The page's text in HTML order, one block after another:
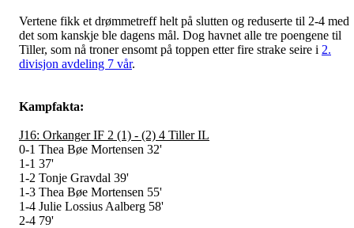
Vertene fikk et drømmetreff helt på slutten og reduserte til 2-4 med
det som kanskje ble dagens mål. Dog havnet alle tre poengene til
Tiller, som nå troner ensomt på toppen etter fire strake seire i 2.
divisjon avdeling 7 vår.
Kampfakta:
J16: Orkanger IF 2 (1) - (2) 4 Tiller IL
0-1 Thea Bøe Mortensen 32'
1-1 37'
1-2 Tonje Gravdal 39'
1-3 Thea Bøe Mortensen 55'
1-4 Julie Lossius Aalberg 58'
2-4 79'